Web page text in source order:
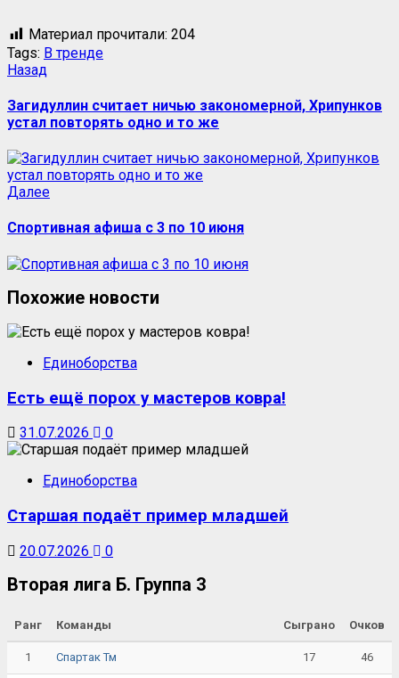
Материал прочитали: 204
Tags: В тренде
Назад
Загидуллин считает ничью закономерной, Хрипунков
устал повторять одно и то же
Далее
Спортивная афиша с 3 по 10 июня
Похожие новости
Единоборства
Есть ещё порох у мастеров ковра!
31.07.2026 0
Единоборства
Старшая подаёт пример младшей
20.07.2026 0
Вторая лига Б. Группа 3
Ранг Команды Сыграно Очков
1 Спартак Тм 17 46